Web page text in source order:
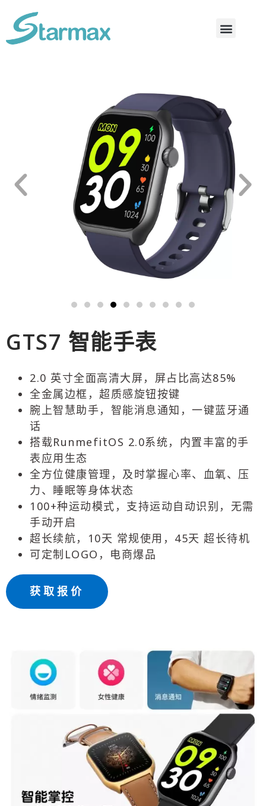
GTS7 智能手表
2.0 英寸全面高清大屏，屏占比高达85%
全金属边框，超质感旋钮按键
腕上智慧助手，智能消息通知，一键蓝牙通
话
搭载RunmefitOS 2.0系统，内置丰富的手
表应用生态
全方位健康管理，及时掌握心率、血氧、压
力、睡眠等身体状态
100+种运动模式，支持运动自动识别，无需
手动开启
超长续航，10天 常规使用，45天 超长待机
可定制LOGO，电商爆品
获取报价